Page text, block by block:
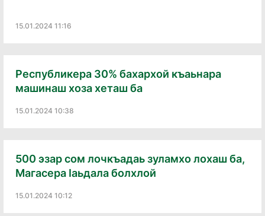
15.01.2024 11:16
Республикера 30% бахархой къаьнара
машинаш хоза хеташ ба
15.01.2024 10:38
500 эзар сом лочкъадаь зуламхо лохаш ба,
Магасера Iаьдала болхлой
15.01.2024 10:12